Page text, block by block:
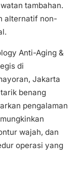
tambahan.
alternatif non-
Anti-Aging &
di
Jakarta
benang
pengalaman
wajah, dan
operasi yang